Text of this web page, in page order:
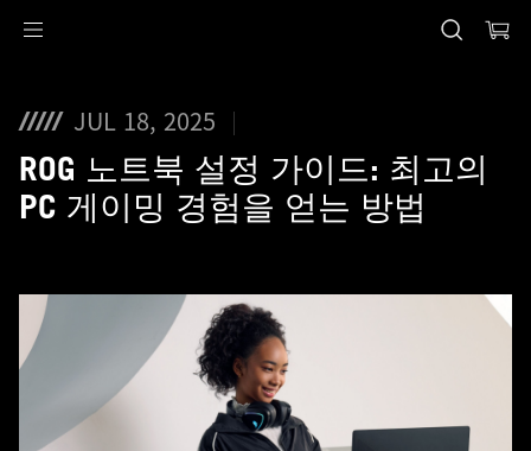
JUL 18, 2025
ROG 노트북 설정 가이드: 최고의
PC 게이밍 경험을 얻는 방법